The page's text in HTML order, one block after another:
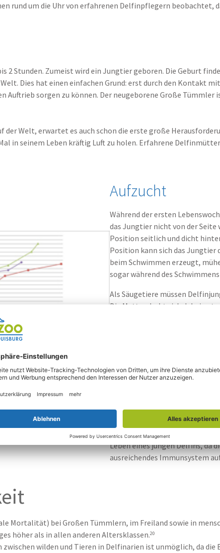
rund um die Uhr von erfahrenen Delfinpflegern beobachtet,
2 Stunden. Zumeist wird ein Jungtier geboren. Die Geburt
Dies hat einen einfachen Grund: erst durch den Kontakt
Auftrieb sorgen zu können. Der neugeborene Große
der Welt, erwartet es auch schon die erste große
in seinem Leben kräftig Luft zu holen. Erfahrene
Aufzucht
Während der ersten
das Jungtier nicht von der
Position seitlich und dicht
Position kann sich das Jungtier
beim Schwimmen erzeugt,
sogar während des
Als Säugetiere müssen
Die Mutter dreht sich dabei
Seite, damit das Baby zum
gelangen kann. Der Saugakt
durch spezielle Muskeln des
Viele Jungtiere werden noch
Fisch zu fressen, von der Mutter
Im Delfinarium werden die
und untersucht. Ihre
Probleme frühzeitig erkennen
Lebensmonate werden sie
Unterwasserkameras
Leben eines jungen Delfins, da
ausreichendes Immunsystem
Mortalität) bei Großen Tümmlern, im Freiland sowie in
höher als in allen anderen Altersklassen.20
wilden und Tieren in Delfinarien ist unmöglich, da